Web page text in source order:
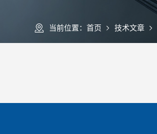
当前位置： 首页 技术文章